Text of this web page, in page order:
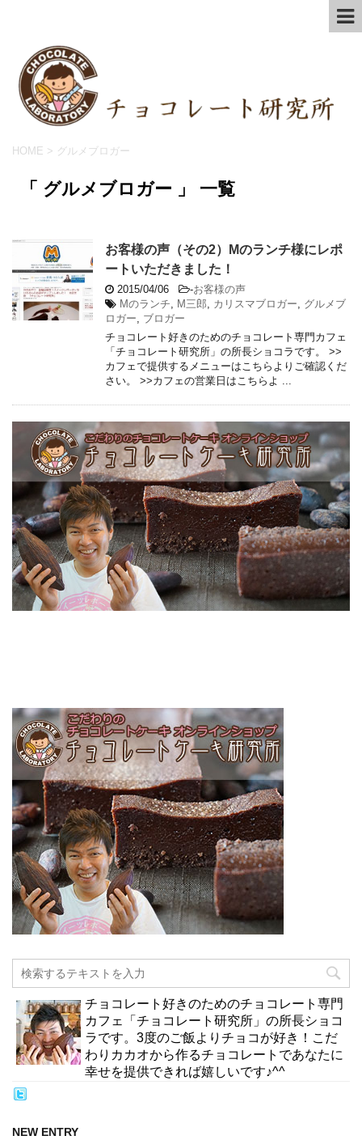
HOME > グルメブロガー
「 グルメブロガー 」 一覧
お客様の声（その2）Mのランチ様にレポ
ートいただきました！
2015/04/06 -お客様の声
Mのランチ
M三郎 カリスマブロガー
グルメブ
ロガー
ブロガー
チョコレート好きのためのチョコレート専門カフェ
「チョコレート研究所」の所長ショコラです。 >>
カフェで提供するメニューはこちらよりご確認くだ
さい。 >>カフェの営業日はこちらよ ...
チョコレート好きのためのチョコレート専門
カフェ「チョコレート研究所」の所長ショコ
ラです。3度のご飯よりチョコが好き！こだ
わりカカオから作るチョコレートであなたに
幸せを提供できれば嬉しいです♪^^
NEW ENTRY